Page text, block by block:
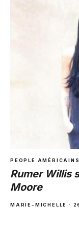
PEOPLE AMÉRICAINS
Rumer Willis
Moore
MARIE-MICHELLE ·